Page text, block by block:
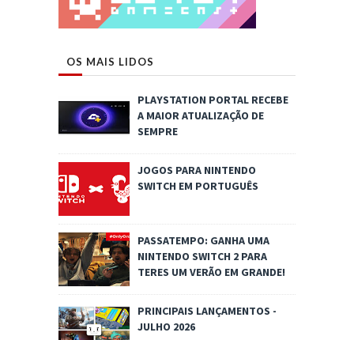
OS MAIS LIDOS
PLAYSTATION PORTAL RECEBE
A MAIOR ATUALIZAÇÃO DE
SEMPRE
JOGOS PARA NINTENDO
SWITCH EM PORTUGUÊS
PASSATEMPO: GANHA UMA
NINTENDO SWITCH 2 PARA
TERES UM VERÃO EM GRANDE!
PRINCIPAIS LANÇAMENTOS -
JULHO 2026